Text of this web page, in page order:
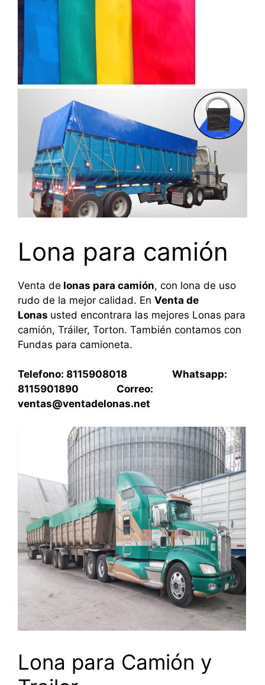
Lona para camión
Venta de lonas para camión, con lona de uso
rudo de la mejor calidad. En Venta de
Lonas usted encontrara las mejores Lonas para
camión, Tráiler, Torton. También contamos con
Fundas para camioneta.
Telefono: 8115908018 Whatsapp:
8115901890 Correo:
ventas@ventadelonas.net
Lona para Camión y